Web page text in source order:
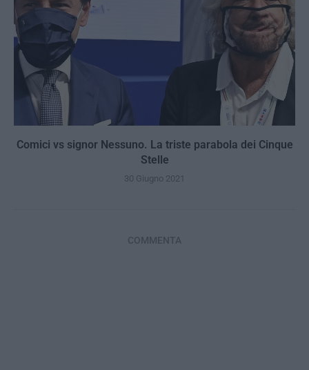
Comici vs signor Nessuno. La triste parabola dei Cinque
Stelle
30 Giugno 2021
COMMENTA